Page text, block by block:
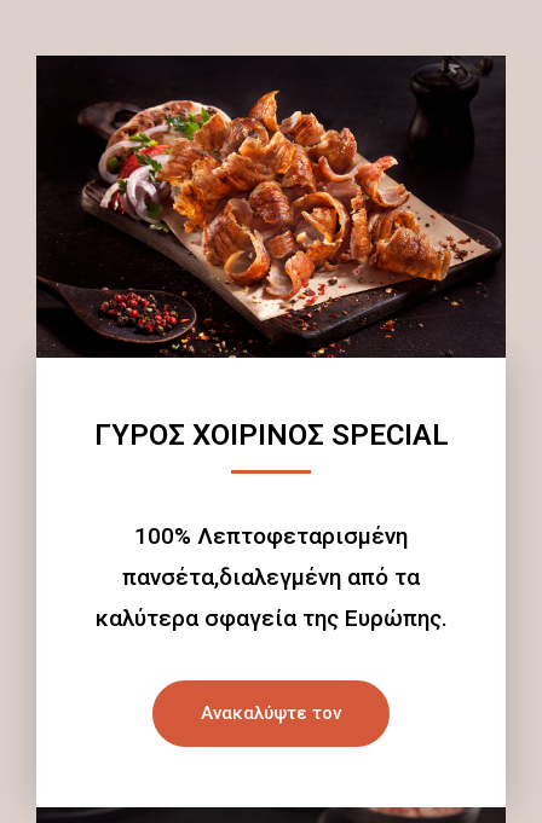
ΓΥΡΟΣ ΧΟΙΡΙΝΟΣ SPECIAL
100% Λεπτοφεταρισμένη
πανσέτα,διαλεγμένη από τα
καλύτερα σφαγεία της Ευρώπης.
Ανακαλύψτε τον